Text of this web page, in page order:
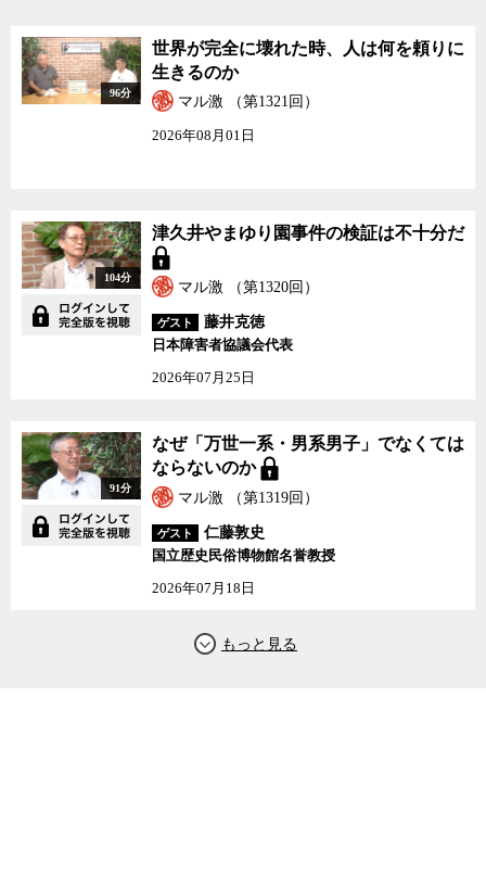
96分
世界が完全に壊れた時、人は何を頼りに
生きるのか
マル激 （第1321回）
2026年08月01日
104分
津久井やまゆり園事件の検証は不十分だ
マル激 （第1320回）
ゲスト
藤井克徳
日本障害者協議会代表
2026年07月25日
91分
なぜ「万世一系・男系男子」でなくては
ならないのか
マル激 （第1319回）
ゲスト
仁藤敦史
国立歴史民俗博物館名誉教授
2026年07月18日